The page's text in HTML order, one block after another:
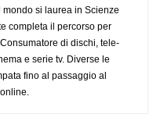
si laurea in Scienze
completa il percorso per
di dischi, tele-
e serie tv. Diverse le
fino al passaggio al